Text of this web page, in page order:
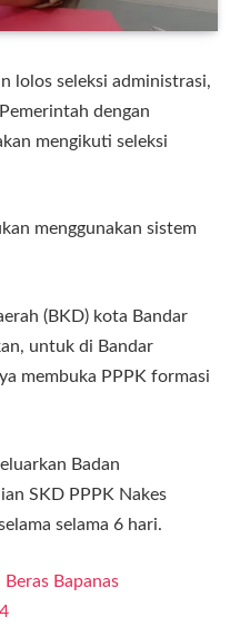
lolos seleksi administrasi,
dengan
mengikuti seleksi
menggunakan sistem
(BKD) kota Bandar
untuk di Bandar
membuka PPPK formasi
Badan
SKD PPPK Nakes
selama 6 hari.
Bapanas